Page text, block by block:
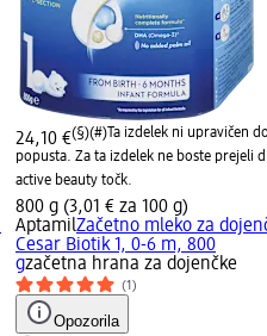
24,10 €(§)(#)Ta izdelek ni upravičen
popusta. Za ta izdelek ne boste prejeli
active beauty točk.
800 g (3,01 € za 100 g)
AptamilZačetno mleko za
Cesar Biotik 1, 0-6 m, 800
gzačetna hrana za dojenčke
(1)
Opozorila